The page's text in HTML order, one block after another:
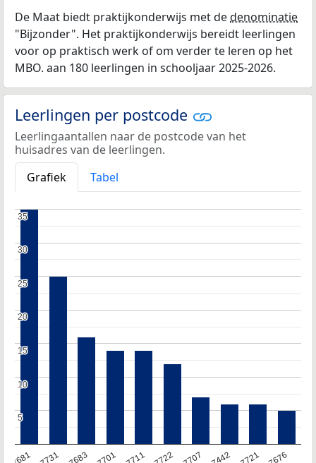
De Maat biedt praktijkonderwijs met dedenominatie
"Bijzonder". Het praktijkonderwijs bereidt leerlingen
voor op praktisch werk of om verder te leren op het
MBO. aan 180 leerlingen in schooljaar 2025-2026.
Leerlingen per postcode
Leerlingaantallen naar de postcode van het
huisadres van de leerlingen.
Grafiek
Tabel
7681 7731 7683 7701 7711 7722 7707 7442 7721 7676
5
5
10
10
15
15
20
20
25
25
30
30
35
35